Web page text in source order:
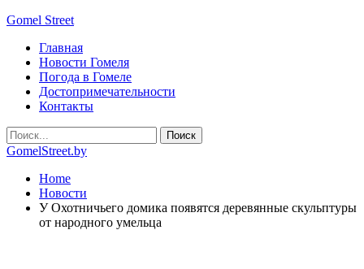
Gomel Street
Главная
Новости Гомеля
Погода в Гомеле
Достопримечательности
Контакты
GomelStreet.by
Home
Новости
У Охотничьего домика появятся деревянные скульптуры
от народного умельца